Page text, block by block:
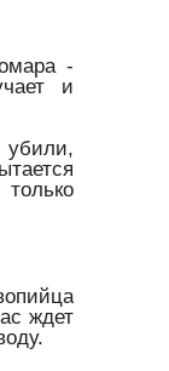
-
и
убили,
ждет